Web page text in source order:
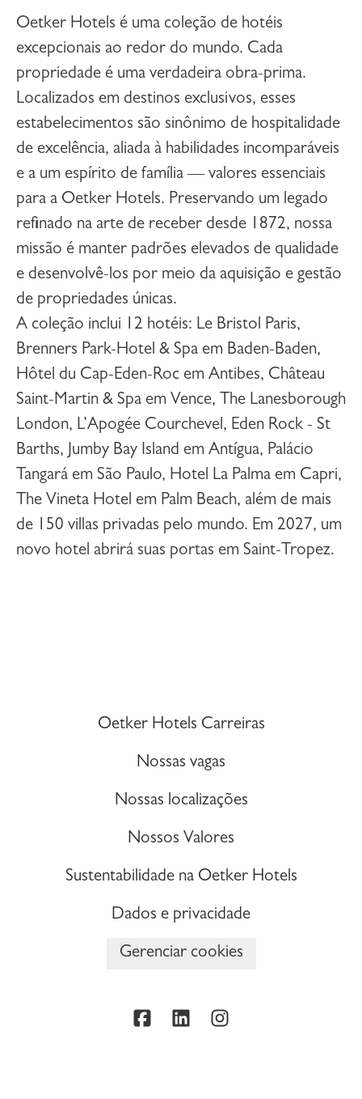
Oetker Hotels é uma coleção de hotéis
excepcionais ao redor do mundo. Cada
propriedade é uma verdadeira obra-prima.
Localizados em destinos exclusivos, esses
estabelecimentos são sinônimo de hospitalidade
de excelência, aliada à habilidades incomparáveis
e a um espírito de família — valores essenciais
para a Oetker Hotels. Preservando um legado
refinado na arte de receber desde 1872, nossa
missão é manter padrões elevados de qualidade
e desenvolvê-los por meio da aquisição e gestão
de propriedades únicas.
A coleção inclui 12 hotéis: Le Bristol Paris,
Brenners Park-Hotel & Spa em Baden-Baden,
Hôtel du Cap-Eden-Roc em Antibes, Château
Saint-Martin & Spa em Vence, The Lanesborough
London, L’Apogée Courchevel, Eden Rock - St
Barths, Jumby Bay Island em Antígua, Palácio
Tangará em São Paulo, Hotel La Palma em Capri,
The Vineta Hotel em Palm Beach, além de mais
de 150 villas privadas pelo mundo. Em 2027, um
novo hotel abrirá suas portas em Saint-Tropez.
Oetker Hotels Carreiras
Nossas vagas
Nossas localizações
Nossos Valores
Sustentabilidade na Oetker Hotels
Dados e privacidade
Gerenciar cookies